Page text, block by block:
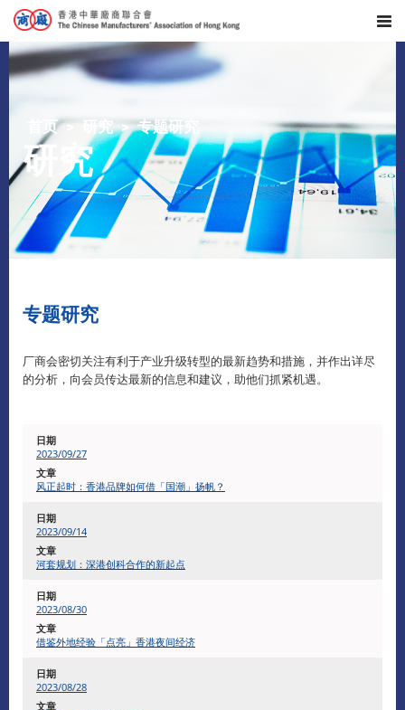
首页 研究 专题研究
研究
专题研究
厂商会密切关注有利于产业升级转型的最新趋势和措施，并作出详尽
的分析，向会员传达最新的信息和建议，助他们抓紧机遇。
2023/09/27
风正起时：香港品牌如何借「国潮」扬帆？
2023/09/14
河套规划：深港创科合作的新起点
2023/08/30
借鉴外地经验「点亮」香港夜间经济
2023/08/28